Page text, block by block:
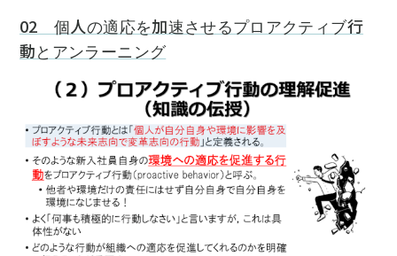
02 個人の適応を加速させるプロアクティブ行
動とアンラーニング